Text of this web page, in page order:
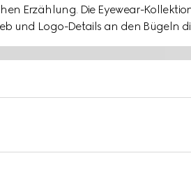
Erzählung. Die Eyewear-
und Logo-Details an den Bügeln